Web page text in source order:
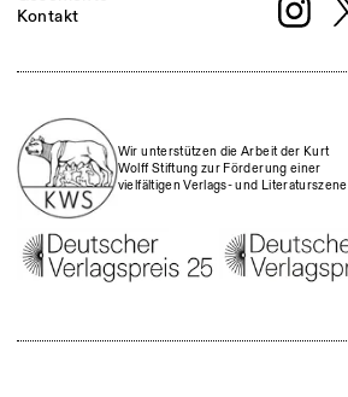
Kontakt
Wir unterstützen die Arbeit der Kurt
Wolff Stiftung zur Förderung einer
vielfältigen Verlags- und Literaturszene